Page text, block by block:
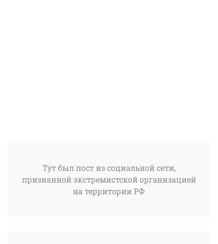
Тут был пост из социальной сети,
признанной экстремистской организацией
на территории РФ